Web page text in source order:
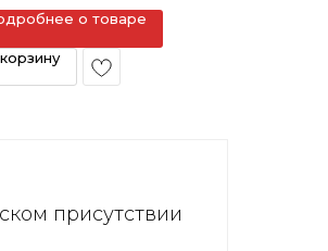
о товаре
присутствии